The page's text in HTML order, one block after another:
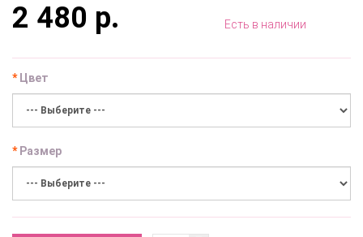
2 480 р. Есть в наличии
Цвет
Размер